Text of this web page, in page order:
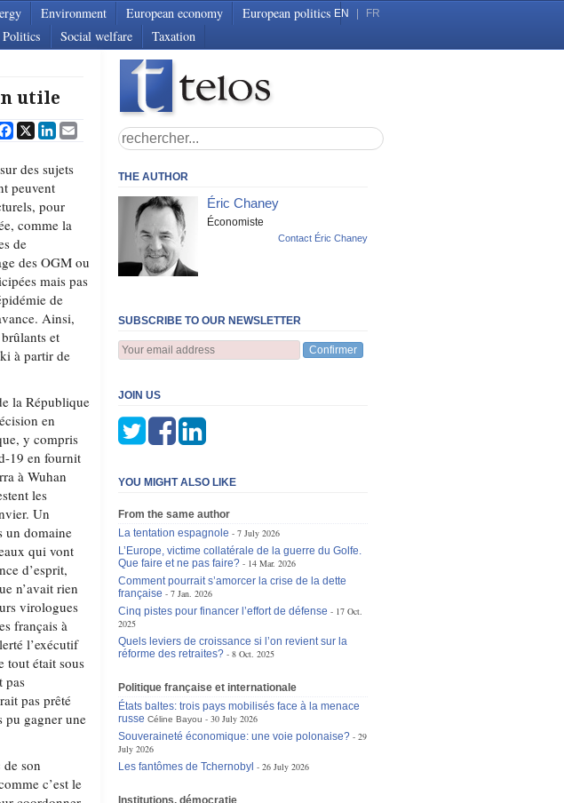
Environment European economy
European politics
Politics Social welfare Taxation
EN FR
utile
Facebook
X LinkedIn
Email
des sujets
peuvent
pour
comme la
de
des OGM ou
mais pas
de
Ainsi,
et
à partir de
la République
en
y compris
19 en fournit
à Wuhan
les
Un
un domaine
qui vont
d’esprit,
n’avait rien
virologues
français à
l’exécutif
tout était sous
pas
pas prêté
pu gagner une
son
c’est le
THE AUTHOR
Éric Chaney
Économiste
Contact Éric Chaney
SUBSCRIBE TO OUR NEWSLETTER
Confirmer
JOIN US
YOU MIGHT ALSO LIKE
From the same author
La tentation espagnole
7 July 2026
L’Europe, victime collatérale de la guerre du Golfe.
Que faire et ne pas faire?
14 Mar. 2026
Comment pourrait s’amorcer la crise de la dette
française
7 Jan. 2026
Cinq pistes pour financer l’effort de défense
17 Oct.
2025
Quels leviers de croissance si l’on revient sur la
réforme des retraites?
8 Oct. 2025
Politique française et internationale
États baltes: trois pays mobilisés face à la menace
russe Céline Bayou
30 July 2026
Souveraineté économique: une voie polonaise?
29
July 2026
Les fantômes de Tchernobyl
26 July 2026
Institutions, démocratie